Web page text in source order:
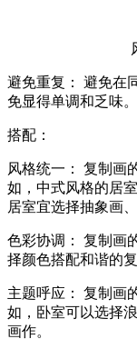
避免重复： 避免在
免显得单调和乏味。
搭配：
风格统一： 复制画
如，中式风格的居
居室宜选择抽象画
色彩协调： 复制画
择颜色搭配和谐的
主题呼应： 复制画
如，卧室可以选择
画作。